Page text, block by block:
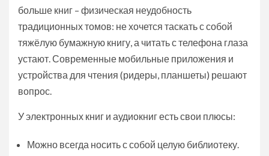
больше книг – физическая неудобность
традиционных томов: не хочется таскать с собой
тяжёлую бумажную книгу, а читать с телефона глаза
устают. Современные мобильные приложения и
устройства для чтения (ридеры, планшеты) решают
вопрос.
У электронных книг и аудиокниг есть свои плюсы:
Можно всегда носить с собой целую библиотеку.